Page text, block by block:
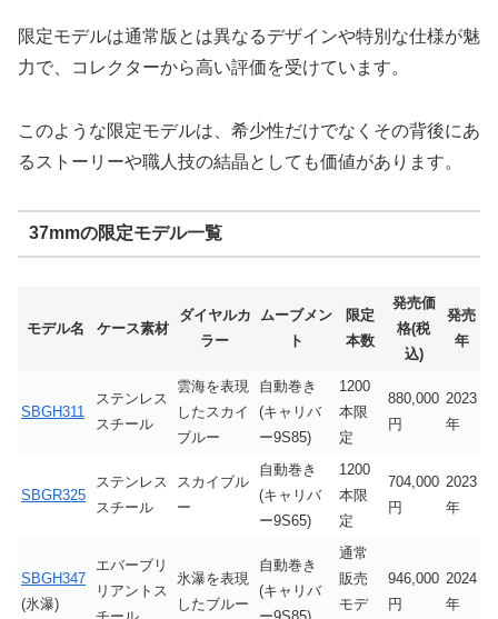
限定モデルは通常版とは異なるデザインや特別な仕様が魅
力で、コレクターから高い評価を受けています。
このような限定モデルは、希少性だけでなくその背後にあ
るストーリーや職人技の結晶としても価値があります。
37mmの限定モデル一覧
モデル名 ケース素材
ダイヤルカ
ラー
ムーブメン
ト
限定
本数
発売価
格(税
込)
発売
年
SBGH311
ステンレス
スチール
雲海を表現
したスカイ
ブルー
自動巻き
(キャリバ
ー9S85)
1200
本限
定
880,000
円
2023
年
SBGR325
ステンレス
スチール
スカイブル
ー
自動巻き
(キャリバ
ー9S65)
1200
本限
定
704,000
円
2023
年
SBGH347
(氷瀑)
エバーブリ
リアントス
氷瀑を表現
したブルー
自動巻き
(キャリバ
通常
販売
モデ
946,000
円
2024
年